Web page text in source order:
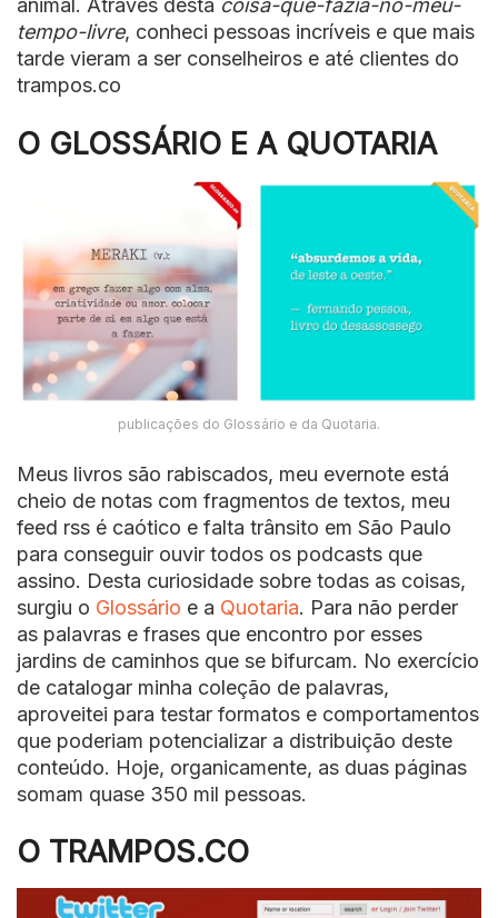
animal. Através desta coisa-que-fazia-no-meu-
tempo-livre, conheci pessoas incríveis e que mais
tarde vieram a ser conselheiros e até clientes do
trampos.co
O GLOSSÁRIO E A QUOTARIA
publicações do Glossário e da Quotaria.
Meus livros são rabiscados, meu evernote está
cheio de notas com fragmentos de textos, meu
feed rss é caótico e falta trânsito em São Paulo
para conseguir ouvir todos os podcasts que
assino. Desta curiosidade sobre todas as coisas,
surgiu o Glossário e a Quotaria. Para não perder
as palavras e frases que encontro por esses
jardins de caminhos que se bifurcam. No exercício
de catalogar minha coleção de palavras,
aproveitei para testar formatos e comportamentos
que poderiam potencializar a distribuição deste
conteúdo. Hoje, organicamente, as duas páginas
somam quase 350 mil pessoas.
O TRAMPOS.CO